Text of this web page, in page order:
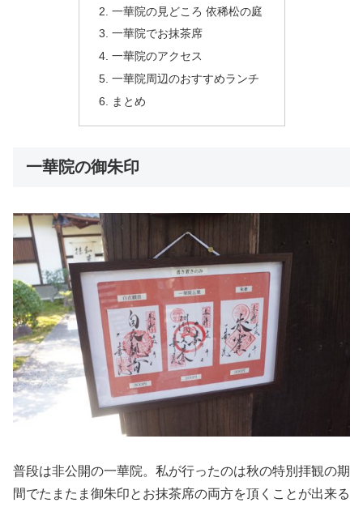
一華院の見どころ 依稀松の庭
一華院でお抹茶席
一華院のアクセス
一華院周辺のおすすめランチ
まとめ
一華院の御朱印
普段は非公開の一華院。私が行ったのは秋の特別拝観の期
間でたまたま御朱印とお抹茶席の両方を頂くことが出来る